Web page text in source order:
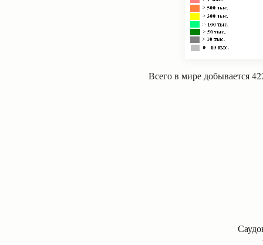
Всего в мире добывается